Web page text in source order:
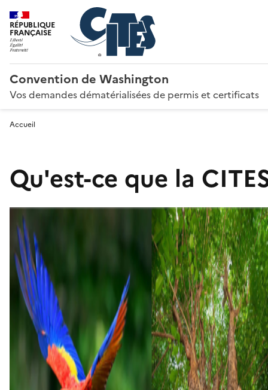
RÉPUBLIQUE
FRANÇAISE
Convention de Washington
Vos demandes dématérialisées de permis et certificats
Accueil
Qu'est-ce que la